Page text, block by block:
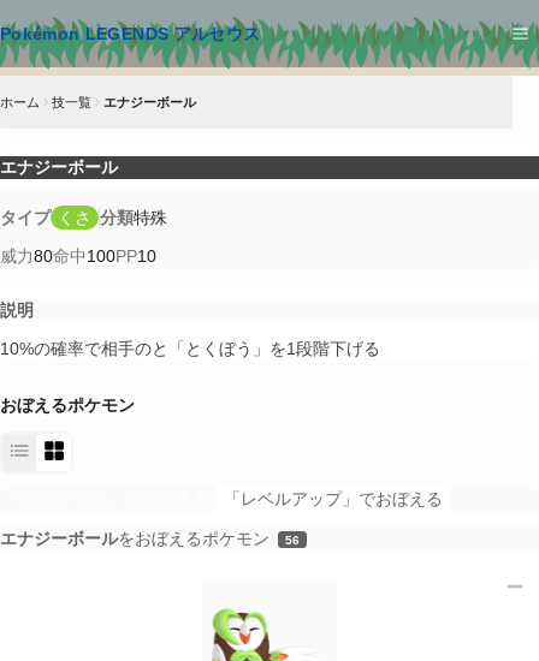
Pokémon LEGENDS アルセウス
メインコンテンツへスキップ
ホーム 技一覧 エナジーボール
エナジーボール
タイプ くさ 分類特殊
威力80命中100PP10
説明
10%の確率で相手のと「とくぼう」を1段階下げる
おぼえるポケモン
「レベルアップ」でおぼえる
エナジーボールをおぼえるポケモン 56